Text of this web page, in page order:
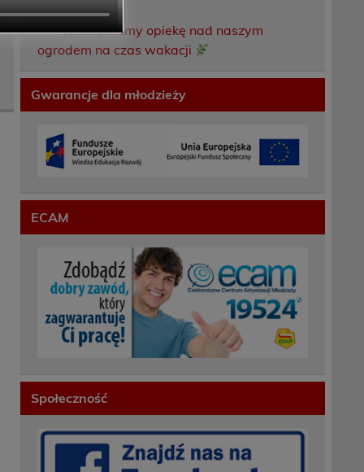
doświadczeń!
Przekazaliśmy opiekę nad naszym
ogrodem na czas wakacji
Gwarancje dla młodzieży
ECAM
Społeczność